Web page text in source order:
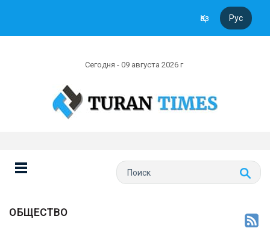
Қаз Рус
Сегодня - 09 августа 2026 г
ОБЩЕСТВО